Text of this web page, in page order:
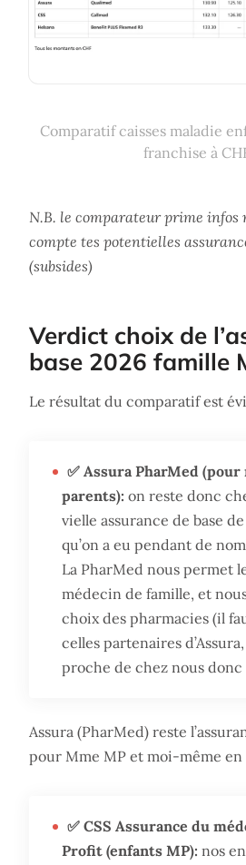
Comparatif caisses maladie
franchise à
N.B. le comparateur prime infos
compte tes potentielles
(subsides)
Verdict choix de
base 2026 famille
Le résultat du comparatif est
✅ Assura PharMed (pour
parents): on reste donc
vielle assurance de base
qu’on a eu pendant de
La PharMed nous permet
médecin de famille, et
choix des pharmacies (il
celles partenaires
proche de chez nous donc
Assura (PharMed) reste
pour Mme MP et moi-même en
✅ CSS Assurance du
Profit (enfants MP): nos